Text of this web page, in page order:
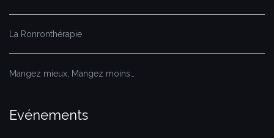
La Ronronthérapie
Mangez mieux, Mangez moins…
Evénements